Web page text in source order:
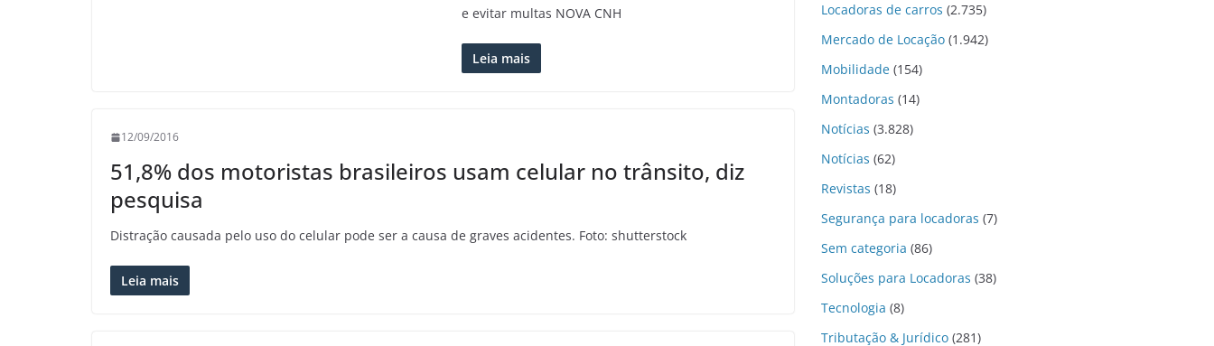
e evitar multas NOVA CNH
Leia mais
12/09/2016
51,8% dos motoristas brasileiros usam celular no trânsito, diz
pesquisa
Distração causada pelo uso do celular pode ser a causa de graves acidentes. Foto: shutterstock
Leia mais
Locadoras de carros (2.735)
Mercado de Locação (1.942)
Mobilidade (154)
Montadoras (14)
Notícias (3.828)
Notícias (62)
Revistas (18)
Segurança para locadoras (7)
Sem categoria (86)
Soluções para Locadoras (38)
Tecnologia (8)
Tributação & Jurídico (281)